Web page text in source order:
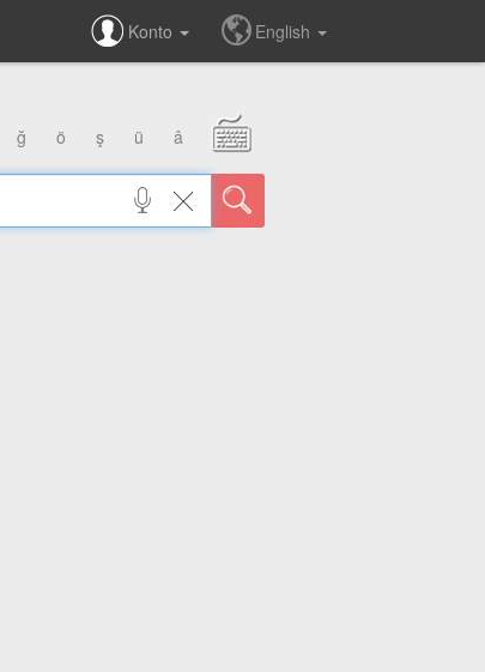
Konto English
ğ ö ş ü â